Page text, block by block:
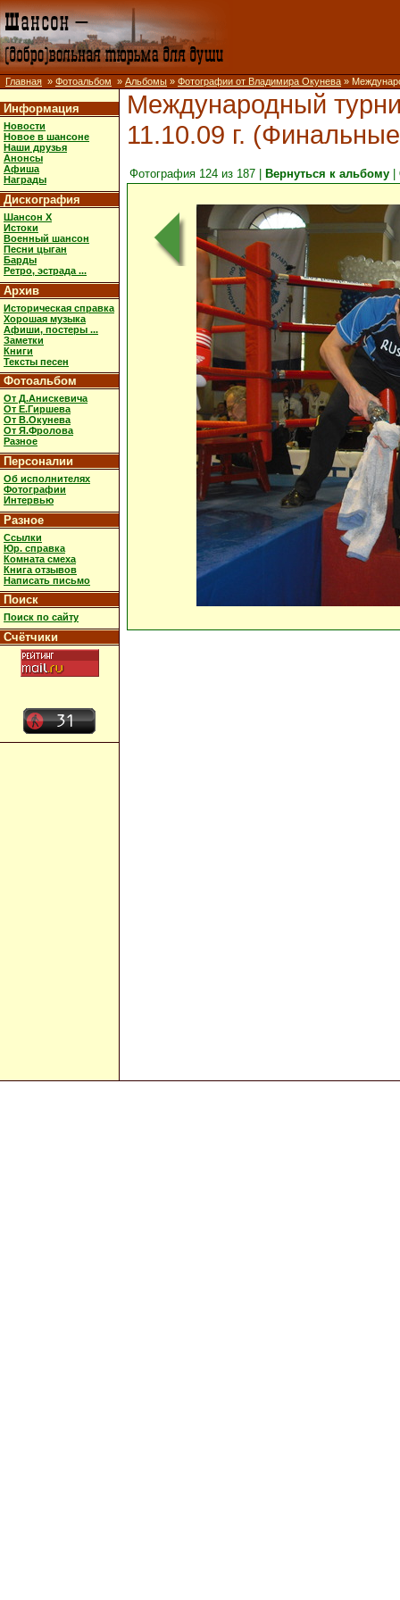
Главная » Фотоальбом » Альбомы » Фотографии от Владимира Окунева »
Информация
Новости
Новое в шансоне
Наши друзья
Анонсы
Афиша
Награды
Дискография
Шансон X
Истоки
Военный шансон
Песни цыган
Барды
Ретро, эстрада ...
Архив
Историческая справка
Хорошая музыка
Афиши, постеры ...
Заметки
Книги
Тексты песен
Фотоальбом
От Д.Анискевича
От Е.Гиршева
От В.Окунева
От Я.Фролова
Разное
Персоналии
Об исполнителях
Фотографии
Интервью
Разное
Ссылки
Юр. справка
Комната смеха
Книга отзывов
Написать письмо
Поиск
Поиск по сайту
Счётчики
Международный
11.10.09 г.
Фотография 124 из 187 | Вернуться к альбому